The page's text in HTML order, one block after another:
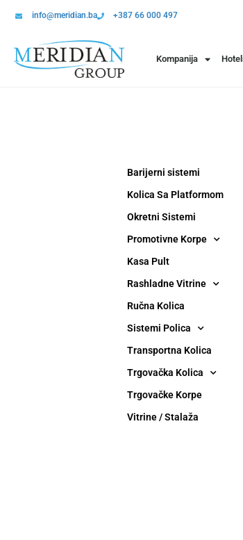
info@meridian.ba +387 66 000 497
Kompanija
Barijerni sistemi
Kolica Sa Platformom
Okretni Sistemi
Promotivne Korpe
Kasa Pult
Rashladne Vitrine
Ručna Kolica
Sistemi Polica
Transportna Kolica
Trgovačka Kolica
Trgovačke Korpe
Vitrine / Stalaža